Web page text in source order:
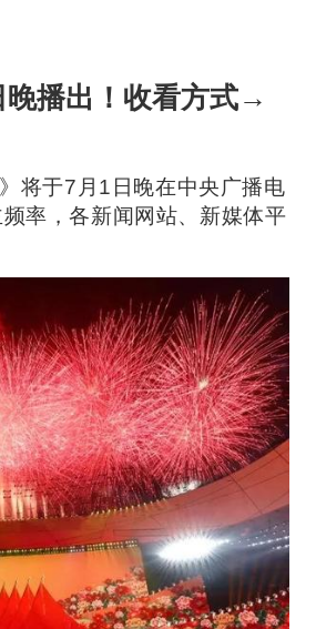
晚播出！收看方式→
将于7月1日晚在中央广播电
率，各新闻网站、新媒体平